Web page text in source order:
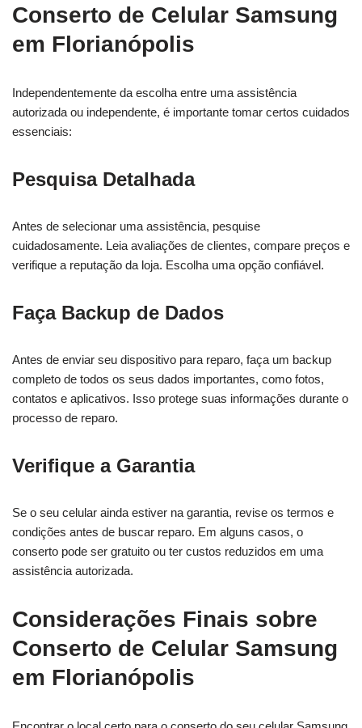
Conserto de Celular Samsung
em Florianópolis
Independentemente da escolha entre uma assistência
autorizada ou independente, é importante tomar certos cuidados
essenciais:
Pesquisa Detalhada
Antes de selecionar uma assistência, pesquise
cuidadosamente. Leia avaliações de clientes, compare preços e
verifique a reputação da loja. Escolha uma opção confiável.
Faça Backup de Dados
Antes de enviar seu dispositivo para reparo, faça um backup
completo de todos os seus dados importantes, como fotos,
contatos e aplicativos. Isso protege suas informações durante o
processo de reparo.
Verifique a Garantia
Se o seu celular ainda estiver na garantia, revise os termos e
condições antes de buscar reparo. Em alguns casos, o
conserto pode ser gratuito ou ter custos reduzidos em uma
assistência autorizada.
Considerações Finais sobre
Conserto de Celular Samsung
em Florianópolis